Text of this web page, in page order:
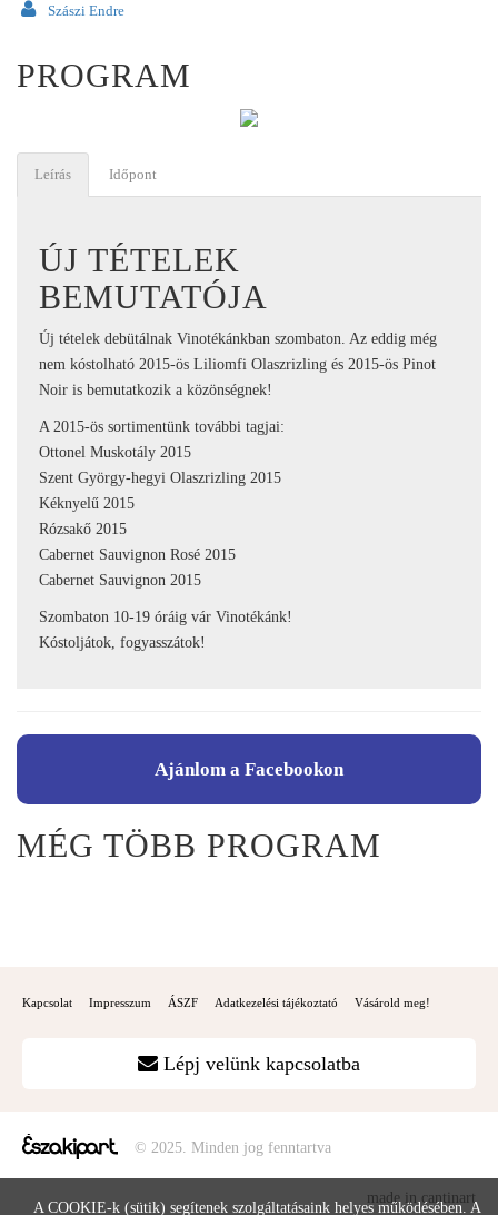
Szászi Endre
PROGRAM
Leírás Időpont
ÚJ TÉTELEK
BEMUTATÓJA
Új tételek debütálnak Vinotékánkban szombaton. Az eddig még
nem kóstolható 2015-ös Liliomfi Olaszrizling és 2015-ös Pinot
Noir is bemutatkozik a közönségnek!
A 2015-ös sortimentünk további tagjai:
Ottonel Muskotály 2015
Szent György-hegyi Olaszrizling 2015
Kéknyelű 2015
Rózsakő 2015
Cabernet Sauvignon Rosé 2015
Cabernet Sauvignon 2015
Szombaton 10-19 óráig vár Vinotékánk!
Kóstoljátok, fogyasszátok!
Ajánlom a Facebookon
MÉG TÖBB PROGRAM
Kapcsolat Impresszum ÁSZF Adatkezelési tájékoztató Vásárold meg!
Lépj velünk kapcsolatba
© 2025. Minden jog fenntartva
made in cantinart
A COOKIE-k (sütik) segítenek szolgáltatásaink helyes működésében. A